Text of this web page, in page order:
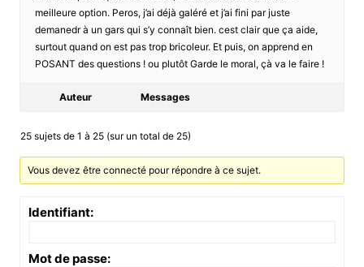
meilleure option. Peros, j’ai déjà galéré et j’ai fini par juste
demanedr à un gars qui s’y connaît bien. cest clair que ça aide,
surtout quand on est pas trop bricoleur. Et puis, on apprend en
POSANT des questions ! ou plutôt Garde le moral, çà va le faire !
Auteur Messages
25 sujets de 1 à 25 (sur un total de 25)
Vous devez être connecté pour répondre à ce sujet.
Identifiant:
Mot de passe: